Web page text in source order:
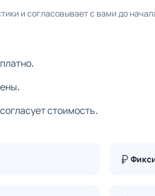
и согласовывает с вами до
стоимость.